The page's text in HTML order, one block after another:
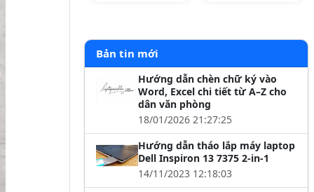
Bản tin mới
Hướng dẫn chèn chữ ký vào
Word, Excel chi tiết từ A–Z cho
dân văn phòng
18/01/2026 21:27:25
Hướng dẫn tháo lắp máy laptop
Dell Inspiron 13 7375 2-in-1
14/11/2023 12:18:03